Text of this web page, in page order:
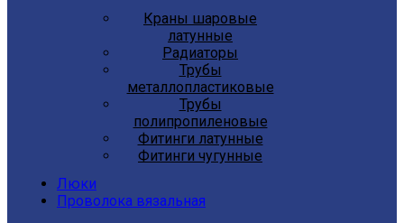
Краны шаровые
латунные
Радиаторы
Трубы
металлопластиковые
Трубы
полипропиленовые
Фитинги латунные
Фитинги чугунные
Люки
Проволока вязальная